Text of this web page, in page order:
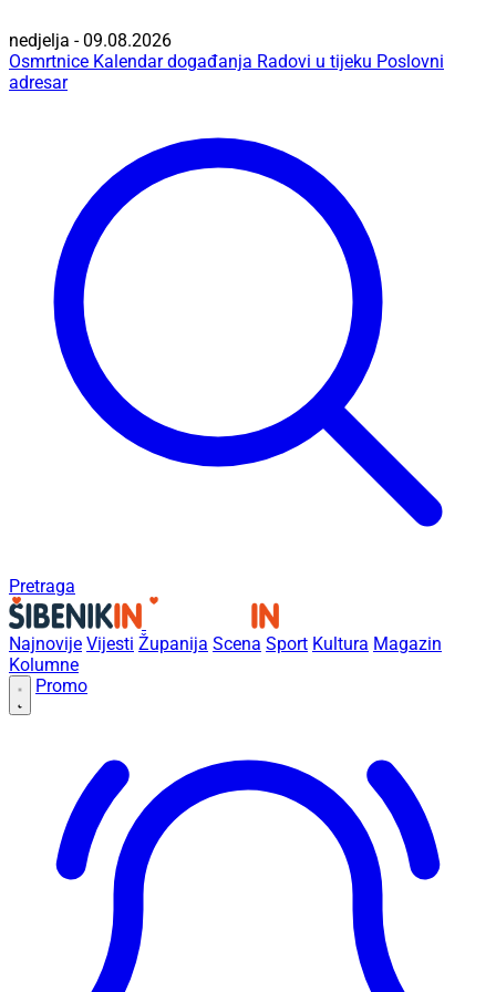
nedjelja - 09.08.2026
Osmrtnice Kalendar događanja Radovi u tijeku Poslovni
adresar
Pretraga
Najnovije Vijesti Županija Scena Sport Kultura Magazin
Kolumne
Promo